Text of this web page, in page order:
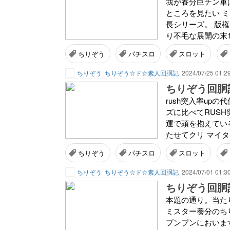
ところを見たい
長シリーズ。 版
り不毛な展開の
ちりぞう パチスロ スロット
ちりぞう ちりぞう☆ド☆素人回胴記 2024/07/25
ちりぞう回
rush突入率upの
ズに比べて
運で頭を抱えて
たせてクリ マイ
ちりぞう パチスロ スロット
ちりぞう ちりぞう☆ド☆素人回胴記 2024/07/01
本題の通り。当
ミスター養分の
プンプンにおい